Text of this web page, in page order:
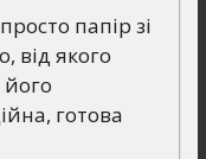
папір зі
від якого
готова